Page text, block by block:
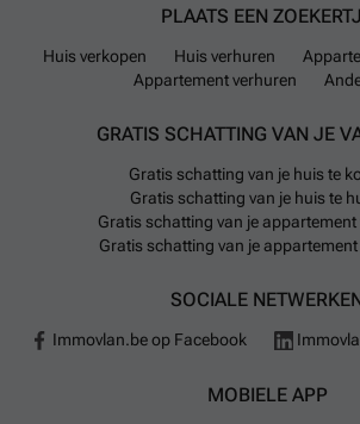
verbinden met belangrijke stations
autodelen zijn ook mogelijk via
bike en Cambio stations.
voor gezinnen met kinderen: er zijn
kinderdagverblijven, meer dan
en lagere scholen en ruim vijftig
kunnen bewoners terecht bij onder
Voor elektrisch rijden kunnen
Het vliegveld Liège Airport ligt op
PLAATS EEN
Huis verkopen Huis verhuren
Appartement verhuren
GRATIS SCHATTING VAN JE
Gratis schatting van je huis te
Gratis schatting van je huis te
Gratis schatting van je appartement
Gratis schatting van je
SOCIALE
Immovlan.be op Facebook
MOBIELE APP